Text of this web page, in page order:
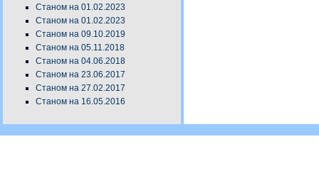
Станом на 01.02.2023
Станом на 01.02.2023
Станом на 09.10.2019
Станом на 05.11.2018
Станом на 04.06.2018
Станом на 23.06.2017
Станом на 27.02.2017
Станом на 16.05.2016